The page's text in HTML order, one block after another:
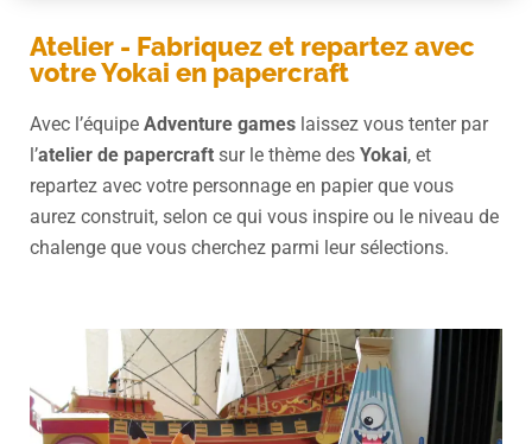
Atelier - Fabriquez et repartez avec
votre Yokai en papercraft
Avec l’équipe Adventure games laissez vous tenter par
l’atelier de papercraft sur le thème des Yokai, et
repartez avec votre personnage en papier que vous
aurez construit, selon ce qui vous inspire ou le niveau de
chalenge que vous cherchez parmi leur sélections.